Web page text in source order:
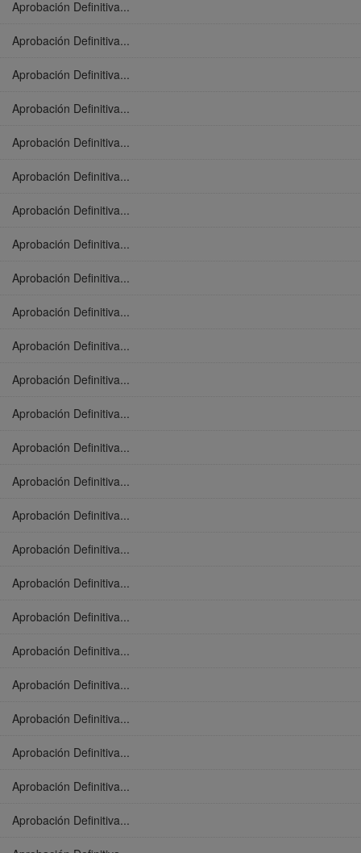
Aprobación Definitiva...
Aprobación Definitiva...
Aprobación Definitiva...
Aprobación Definitiva...
Aprobación Definitiva...
Aprobación Definitiva...
Aprobación Definitiva...
Aprobación Definitiva...
Aprobación Definitiva...
Aprobación Definitiva...
Aprobación Definitiva...
Aprobación Definitiva...
Aprobación Definitiva...
Aprobación Definitiva...
Aprobación Definitiva...
Aprobación Definitiva...
Aprobación Definitiva...
Aprobación Definitiva...
Aprobación Definitiva...
Aprobación Definitiva...
Aprobación Definitiva...
Aprobación Definitiva...
Aprobación Definitiva...
Aprobación Definitiva...
Aprobación Definitiva...